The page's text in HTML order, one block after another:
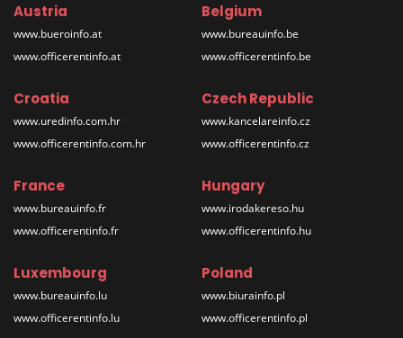
Austria
www.bueroinfo.at
www.officerentinfo.at
Belgium
www.bureauinfo.be
www.officerentinfo.be
Croatia
www.uredinfo.com.hr
www.officerentinfo.com.hr
Czech Republic
www.kancelareinfo.cz
www.officerentinfo.cz
France
www.bureauinfo.fr
www.officerentinfo.fr
Hungary
www.irodakereso.hu
www.officerentinfo.hu
Luxembourg
www.bureauinfo.lu
www.officerentinfo.lu
Poland
www.biurainfo.pl
www.officerentinfo.pl